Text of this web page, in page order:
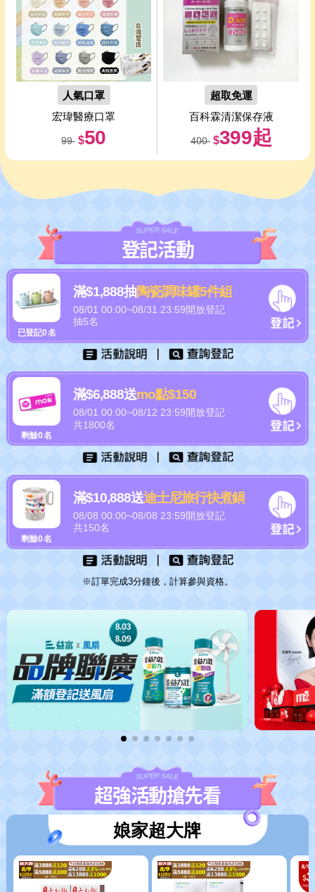
人氣口罩
宏瑋醫療口罩
99 $50
超取免運
百科霖清潔保存液
400 $399起
登記活動
滿$1,888抽陶瓷調味罐5件組
08/01 00:00~08/31 23:59開放登記
抽5名
已登記0名
滿$6,888送mo點$150
08/01 00:00~08/12 23:59開放登記
共1800名
剩餘0名
滿$10,888送迪士尼旅行快煮鍋
08/08 00:00~08/08 23:59開放登記
共150名
剩餘0名
※訂單完成3分鐘後，計算參與資格。
超強活動搶先看
娘家超大牌